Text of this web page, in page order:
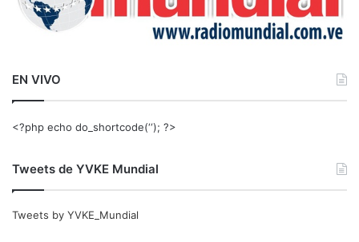
EN VIVO
<?php echo do_shortcode(‘‘); ?>
Tweets de YVKE Mundial
Tweets by YVKE_Mundial